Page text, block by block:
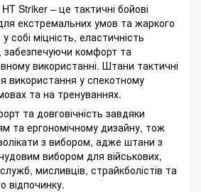
Striker – це тактичні бойові
екстремальних умов та жаркого
собі міцність, еластичність
забезпечуючи комфорт та
використанні. Штани тактичні
використання у спекотному
та на тренуваннях.
та довговічність завдяки
та ергономічному дизайну, тож
з вибором, адже штани з
вибором для військових,
мисливців, страйкболістів та
відпочинку.